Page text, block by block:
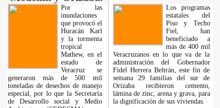
Por las
inundaciones
que provocó el
Huracán Karl
y la tormenta
tropical
Mathew, en el
estado de
Veracruz se
generaron más de 500 mil
toneladas de desechos de manejo
especial, por lo que la Secretaría
de Desarrollo social y Medio
Los programas
estatales del
Piso y Techo
Fiel, han
beneficiado a
más de 400 mil
Veracruzanos en lo que va de la
administración del Gobernador
Fidel Herrera Beltrán, este fin de
semana 29 familias del sur de
Orizaba recibieron cemento,
lámina de zinc, arena y grava, para
la dignificación de sus viviendas.